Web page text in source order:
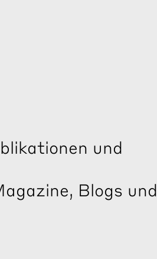
und
Blogs und